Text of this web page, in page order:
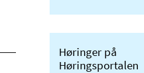
Høringer på
Høringsportalen